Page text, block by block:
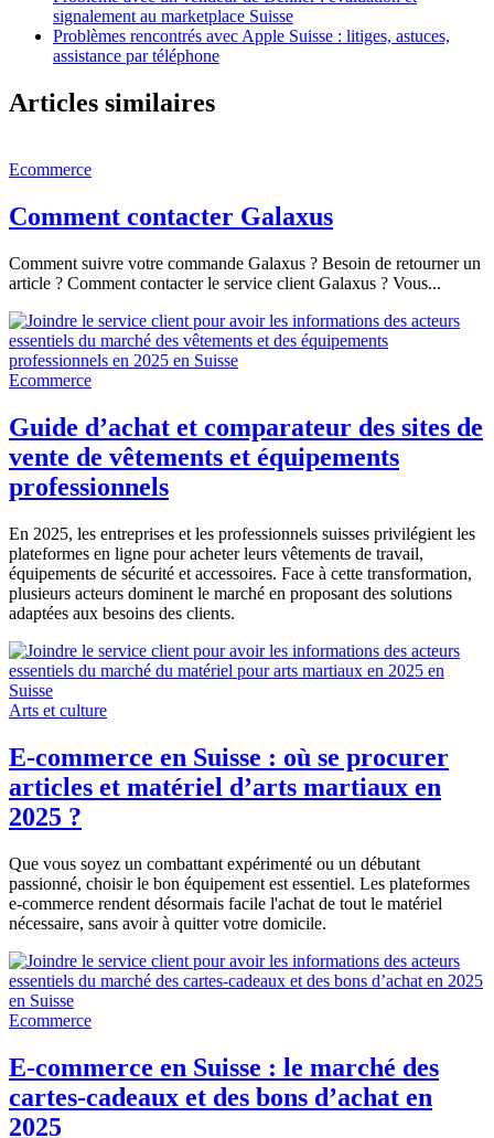
signalement au marketplace Suisse
Problèmes rencontrés avec Apple Suisse : litiges, astuces,
assistance par téléphone
Articles similaires
Ecommerce
Comment contacter Galaxus
Comment suivre votre commande Galaxus ? Besoin de retourner un
article ? Comment contacter le service client Galaxus ? Vous...
Ecommerce
Guide d’achat et comparateur des sites de
vente de vêtements et équipements
professionnels
En 2025, les entreprises et les professionnels suisses privilégient les
plateformes en ligne pour acheter leurs vêtements de travail,
équipements de sécurité et accessoires. Face à cette transformation,
plusieurs acteurs dominent le marché en proposant des solutions
adaptées aux besoins des clients.
Arts et culture
E-commerce en Suisse : où se procurer
articles et matériel d’arts martiaux en
2025 ?
Que vous soyez un combattant expérimenté ou un débutant
passionné, choisir le bon équipement est essentiel. Les plateformes
e-commerce rendent désormais facile l'achat de tout le matériel
nécessaire, sans avoir à quitter votre domicile.
Ecommerce
E-commerce en Suisse : le marché des
cartes-cadeaux et des bons d’achat en
2025